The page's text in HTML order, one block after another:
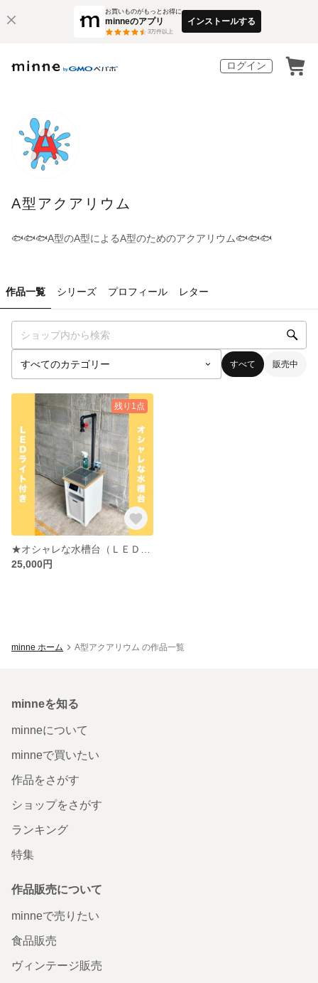
お買いものがもっとお得に
minneのアプリ
3万件以上
インストールする
ログイン
A型アクアリウム
🐟🐟🐟A型のA型によるA型のためのアクアリウム🐟🐟🐟
作品一覧 シリーズ プロフィール レター
すべて 販売中
残り1点
25,000円
minne ホーム A型アクアリウム の作品一覧
minneを知る
minneについて
minneで買いたい
作品をさがす
ショップをさがす
ランキング
特集
作品販売について
minneで売りたい
食品販売
ヴィンテージ販売